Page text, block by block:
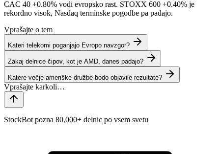
CAC 40 +0.80% vodi evropsko rast. STOXX 600 +0.40% je
rekordno visok, Nasdaq terminske pogodbe pa padajo.
Vprašajte o tem
Kateri telekomi poganjajo Evropo navzgor?
Zakaj delnice čipov, kot je AMD, danes padajo?
Katere večje ameriške družbe bodo objavile rezultate?
StockBot pozna 80,000+ delnic po vsem svetu